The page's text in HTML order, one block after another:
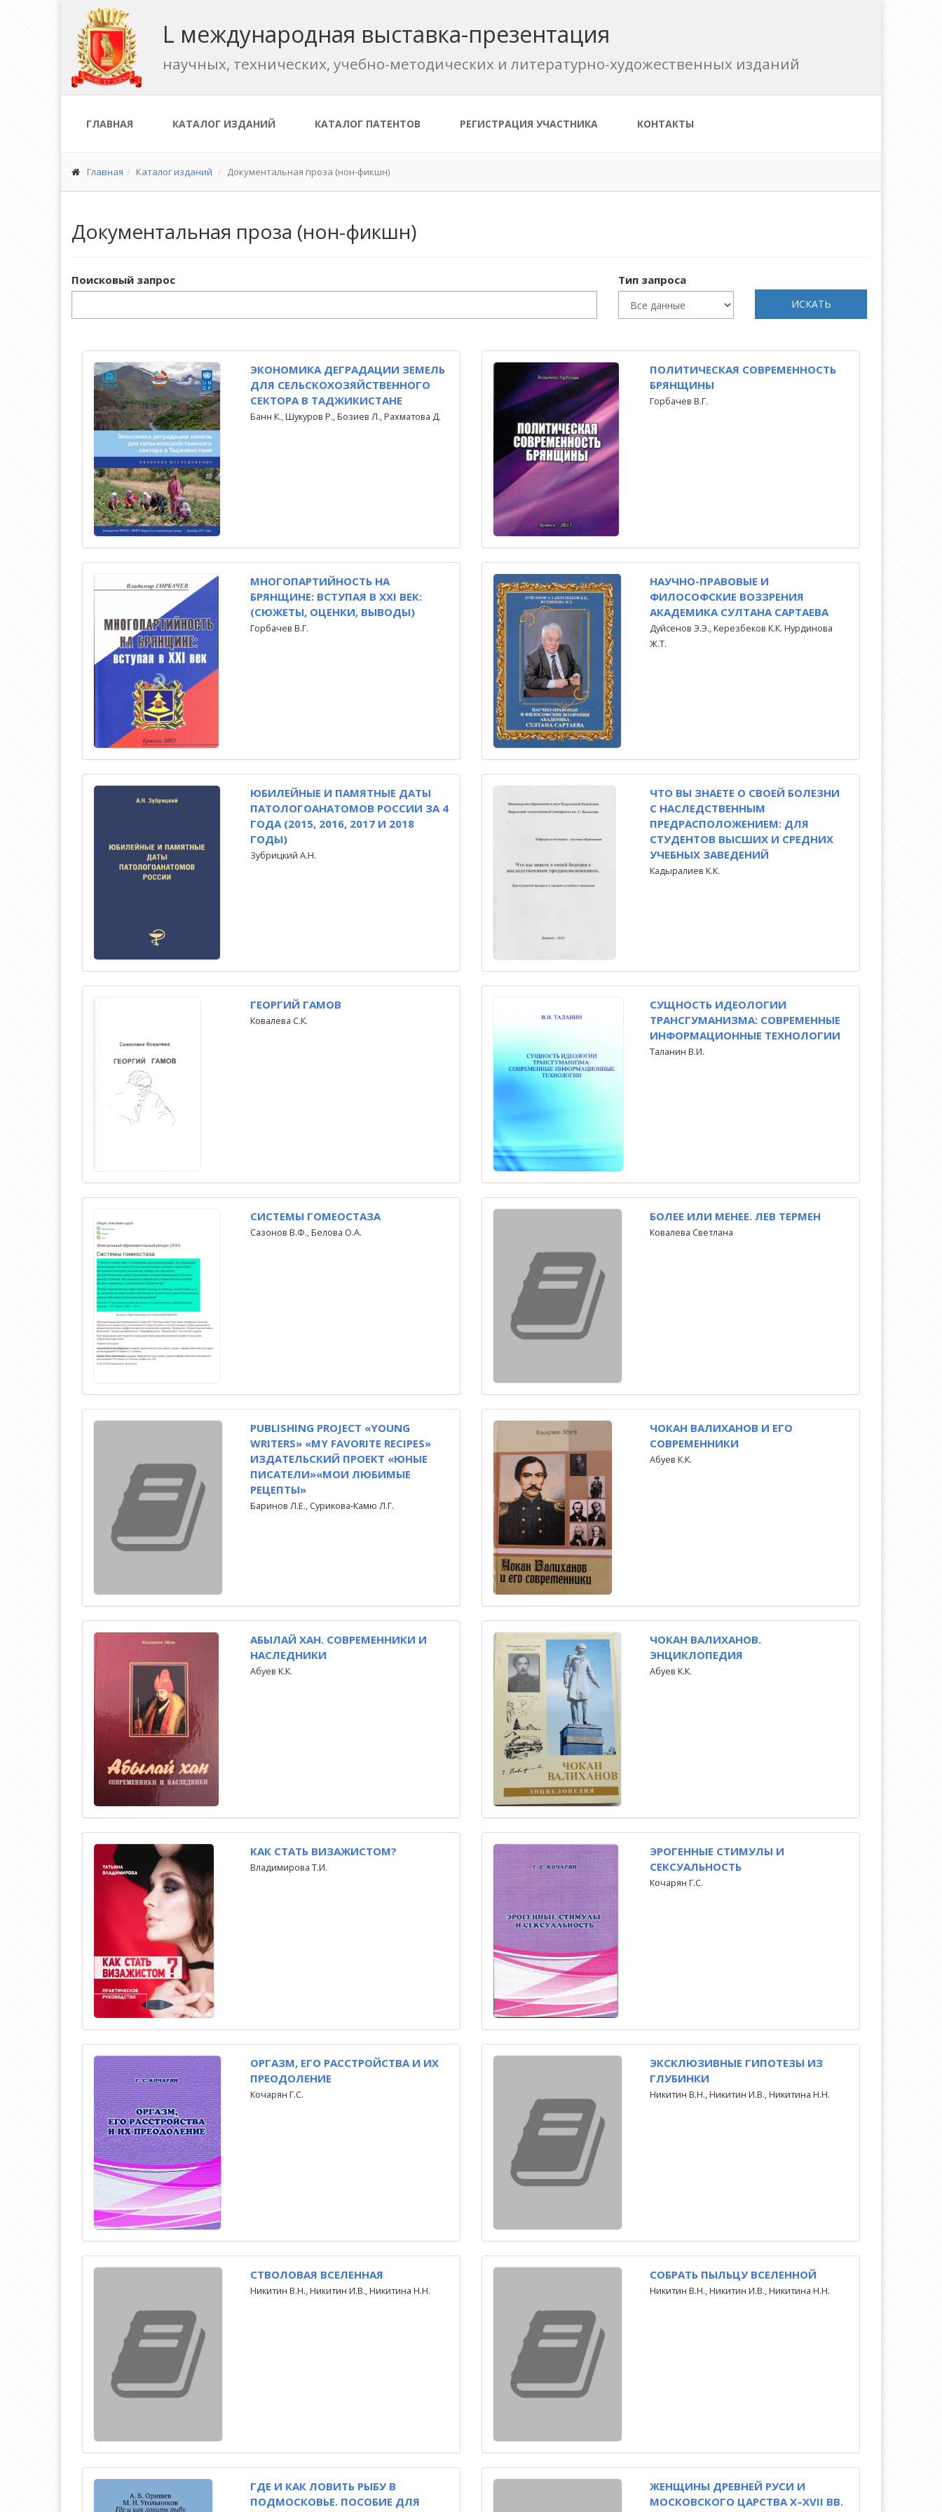
L международная выставка-презентация
научных, технических, учебно-методических и литературно-художественных изданий
ГЛАВНАЯ КАТАЛОГ ИЗДАНИЙ КАТАЛОГ ПАТЕНТОВ РЕГИСТРАЦИЯ УЧАСТНИКА КОНТАКТЫ
Главная Каталог изданий Документальная проза (нон-фикшн)
Документальная проза (нон-фикшн)
Поисковый запрос Тип запроса
ИСКАТЬ
ЭКОНОМИКА ДЕГРАДАЦИИ ЗЕМЕЛЬ
ДЛЯ СЕЛЬСКОХОЗЯЙСТВЕННОГО
СЕКТОРА В ТАДЖИКИСТАНЕ
Банн К., Шукуров Р., Бозиев Л., Рахматова Д.
ПОЛИТИЧЕСКАЯ СОВРЕМЕННОСТЬ
БРЯНЩИНЫ
Горбачев В.Г.
МНОГОПАРТИЙНОСТЬ НА
БРЯНЩИНЕ: ВСТУПАЯ В XXI ВЕК:
(СЮЖЕТЫ, ОЦЕНКИ, ВЫВОДЫ)
Горбачев В.Г.
НАУЧНО-ПРАВОВЫЕ И
ФИЛОСОФСКИЕ ВОЗЗРЕНИЯ
АКАДЕМИКА СУЛТАНА САРТАЕВА
Дуйсенов Э.Э., Керезбеков К.К. Нурдинова
Ж.Т.
ЮБИЛЕЙНЫЕ И ПАМЯТНЫЕ ДАТЫ
ПАТОЛОГОАНАТОМОВ РОССИИ ЗА 4
ГОДА (2015, 2016, 2017 И 2018
ГОДЫ)
Зубрицкий А.Н.
ЧТО ВЫ ЗНАЕТЕ О СВОЕЙ БОЛЕЗНИ
С НАСЛЕДСТВЕННЫМ
ПРЕДРАСПОЛОЖЕНИЕМ: ДЛЯ
СТУДЕНТОВ ВЫСШИХ И СРЕДНИХ
УЧЕБНЫХ ЗАВЕДЕНИЙ
Кадыралиев К.К.
ГЕОРГИЙ ГАМОВ
Ковалева С.К.
СУЩНОСТЬ ИДЕОЛОГИИ
ТРАНСГУМАНИЗМА: СОВРЕМЕННЫЕ
ИНФОРМАЦИОННЫЕ ТЕХНОЛОГИИ
Таланин В.И.
СИСТЕМЫ ГОМЕОСТАЗА
Сазонов В.Ф., Белова О.А.
БОЛЕЕ ИЛИ МЕНЕЕ. ЛЕВ ТЕРМЕН
Ковалева Светлана
PUBLISHING PROJECT «YOUNG
WRITERS» «MY FAVORITE RECIPES»
ИЗДАТЕЛЬСКИЙ ПРОЕКТ «ЮНЫЕ
ПИСАТЕЛИ»«МОИ ЛЮБИМЫЕ
РЕЦЕПТЫ»
Баринов Л.Е., Сурикова-Камю Л.Г.
ЧОКАН ВАЛИХАНОВ И ЕГО
СОВРЕМЕННИКИ
Абуев К.К.
АБЫЛАЙ ХАН. СОВРЕМЕННИКИ И
НАСЛЕДНИКИ
Абуев К.К.
ЧОКАН ВАЛИХАНОВ.
ЭНЦИКЛОПЕДИЯ
Абуев К.К.
КАК СТАТЬ ВИЗАЖИСТОМ?
Владимирова Т.И.
ЭРОГЕННЫЕ СТИМУЛЫ И
СЕКСУАЛЬНОСТЬ
Кочарян Г.С.
ОРГАЗМ, ЕГО РАССТРОЙСТВА И ИХ
ПРЕОДОЛЕНИЕ
Кочарян Г.С.
ЭКСКЛЮЗИВНЫЕ ГИПОТЕЗЫ ИЗ
ГЛУБИНКИ
Никитин В.Н., Никитин И.В., Никитина Н.Н.
СТВОЛОВАЯ ВСЕЛЕННАЯ
Никитин В.Н., Никитин И.В., Никитина Н.Н.
СОБРАТЬ ПЫЛЬЦУ ВСЕЛЕННОЙ
Никитин В.Н., Никитин И.В., Никитина Н.Н.
ГДЕ И КАК ЛОВИТЬ РЫБУ В
ПОДМОСКОВЬЕ. ПОСОБИЕ ДЛЯ
ЖЕНЩИНЫ ДРЕВНЕЙ РУСИ И
МОСКОВСКОГО ЦАРСТВА X–XVII ВВ.